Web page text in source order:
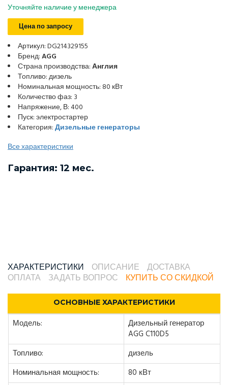
Уточняйте наличие у менеджера
Цена по запросу
Артикул: DG214329155
Бренд:AGG
Страна производства:Англия
Топливо: дизель
Номинальная мощность: 80 кВт
Количество фаз: 3
Напряжение, В: 400
Пуск: электростартер
Категория:Дизельные генераторы
Все характеристики
Гарантия: 12 мес.
ХАРАКТЕРИСТИКИ ОПИСАНИЕ
ДОСТАВКА
ОПЛАТА
ЗАДАТЬ ВОПРОС КУПИТЬ СО СКИДКОЙ
ОСНОВНЫЕ ХАРАКТЕРИСТИКИ
Модель:
Дизельный генератор
AGG C110D5
Топливо:
дизель
Номинальная мощность:
80 кВт